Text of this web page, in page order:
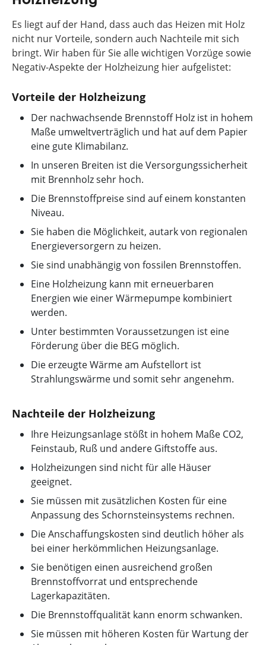
Es liegt auf der Hand, dass auch das Heizen mit Holz
nicht nur Vorteile, sondern auch Nachteile mit sich
bringt. Wir haben für Sie alle wichtigen Vorzüge sowie
Negativ-Aspekte der Holzheizung hier aufgelistet:
Vorteile der Holzheizung
Der nachwachsende Brennstoff Holz ist in hohem
Maße umweltverträglich und hat auf dem Papier
eine gute Klimabilanz.
In unseren Breiten ist die Versorgungssicherheit
mit Brennholz sehr hoch.
Die Brennstoffpreise sind auf einem konstanten
Niveau.
Sie haben die Möglichkeit, autark von regionalen
Energieversorgern zu heizen.
Sie sind unabhängig von fossilen Brennstoffen.
Eine Holzheizung kann mit erneuerbaren
Energien wie einer Wärmepumpe kombiniert
werden.
Unter bestimmten Voraussetzungen ist eine
Förderung über die BEG möglich.
Die erzeugte Wärme am Aufstellort ist
Strahlungswärme und somit sehr angenehm.
Nachteile der Holzheizung
Ihre Heizungsanlage stößt in hohem Maße CO2,
Feinstaub, Ruß und andere Giftstoffe aus.
Holzheizungen sind nicht für alle Häuser
geeignet.
Sie müssen mit zusätzlichen Kosten für eine
Anpassung des Schornsteinsystems rechnen.
Die Anschaffungskosten sind deutlich höher als
bei einer herkömmlichen Heizungsanlage.
Sie benötigen einen ausreichend großen
Brennstoffvorrat und entsprechende
Lagerkapazitäten.
Die Brennstoffqualität kann enorm schwanken.
Sie müssen mit höheren Kosten für Wartung der